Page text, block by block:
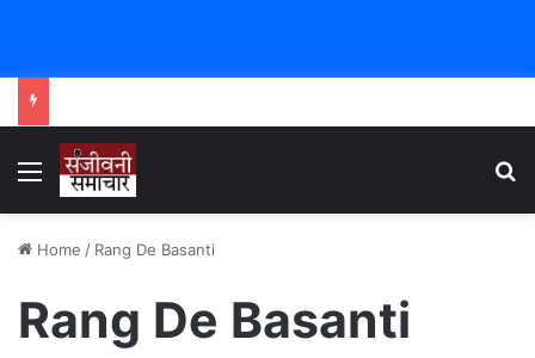
Menu
Home / Rang De Basanti
Rang De Basanti